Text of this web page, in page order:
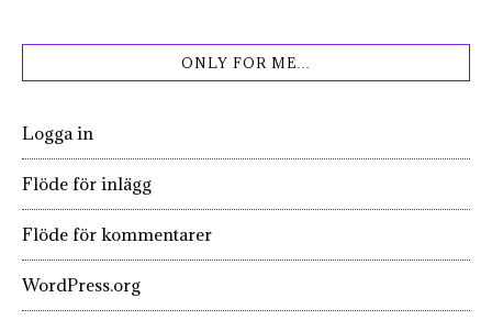
ONLY FOR ME…
Logga in
Flöde för inlägg
Flöde för kommentarer
WordPress.org